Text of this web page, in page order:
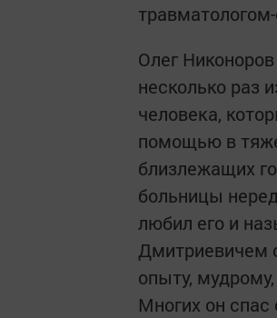
Олег
несколько раз
человека,
помощью в
близлежащих
больницы
любил его и
Дмитриевичем
опыту,
Многих он